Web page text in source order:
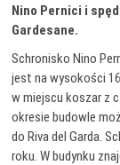
Nino Pernici i
Gardesane.
Schronisko Nino
jest na wysokości
w miejscu koszar z
okresie budowle
do Riva del Garda.
roku. W budynku